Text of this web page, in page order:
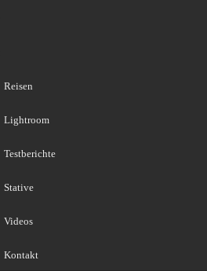
Reisen
Lightroom
Testberichte
Stative
Videos
Kontakt